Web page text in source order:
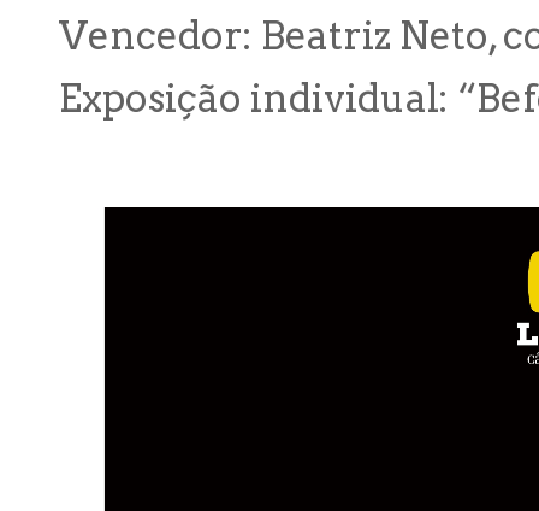
Vencedor: Beatriz Neto,
Exposição individual: